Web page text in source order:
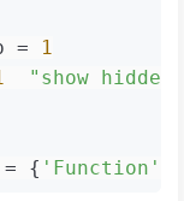
=
1
"show
= { 'Function'